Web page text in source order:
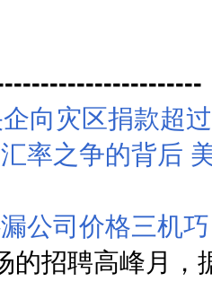
向灾区捐款超
率之争的背后
公司价格三机巧
的招聘高峰月